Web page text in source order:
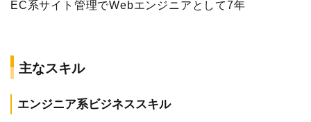
EC系サイト管理でWebエンジニアとして7年
主なスキル
エンジニア系ビジネススキル